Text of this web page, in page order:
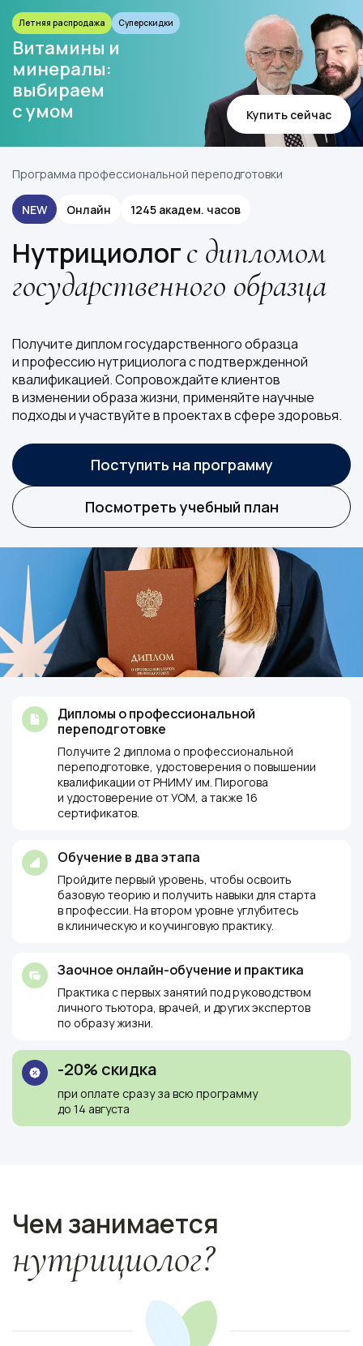
Витамины и
минералы:
выбираем
с умом
Летняя распродажа Суперскидки
Купить сейчас
Программа профессиональной переподготовки
NEW Онлайн 1245 академ. часов
Нутрициологс дипломом
государственного образца
Получите диплом государственного образца
и профессию нутрициолога с подтвержденной
квалификацией. Сопровождайте клиентов
в изменении образа жизни, применяйте научные
подходы и участвуйте в проектах в сфере здоровья.
Поступить на программу
Посмотреть учебный план
Дипломы о профессиональной
переподготовке
Получите 2 диплома о профессиональной
переподготовке, удостоверения о повышении
квалификации от РНИМУ им. Пирогова
и удостоверение от УОМ, а также 16
сертификатов.
Обучение в два этапа
Пройдите первый уровень, чтобы освоить
базовую теорию и получить навыки для старта
в профессии. На втором уровне углубитесь
в клиническую и коучинговую практику.
Заочное онлайн-обучение и практика
Практика с первых занятий под руководством
личного тьютора, врачей, и других экспертов
по образу жизни.
-20% скидка
при оплате сразу за всю программу
до 14 августа
Чем занимается
нутрициолог?